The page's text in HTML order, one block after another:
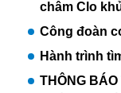
châm Clo
Công đoàn
Hành trình
THÔNG